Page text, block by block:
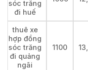
sóc trăng
đi huế
thuê xe
hợp đồng
sóc trăng
đi quảng
ngãi
1100